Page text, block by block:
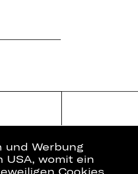
und Werbung
womit ein
Cookies